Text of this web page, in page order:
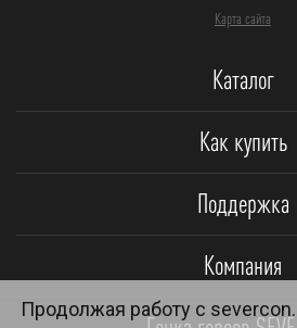
Карта сайта
Каталог
Как купить
Поддержка
Компания
Продолжая работу с